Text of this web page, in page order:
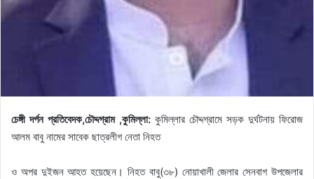
চেঙ্গী দর্পন প্রতিবেদক,চৌদ্দগ্রাম ,কুমিল্লা: কুমিল্লার চৌদ্দগ্রামে সড়ক দুর্ঘটনায় ফিরোজ
আলম বাবু নামের সাবেক ছাত্রলীগ নেতা নিহত
ও অপর দুইজন আহত হয়েছেন। নিহত বাবু(৩৮) নোয়াখালী জেলার সেনবাগ উপজেলার